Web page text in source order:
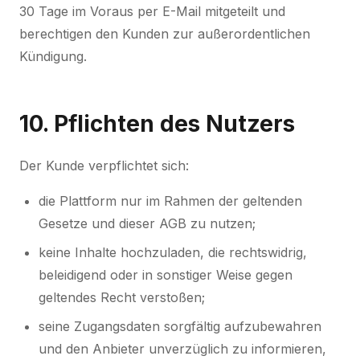
30 Tage im Voraus per E-Mail mitgeteilt und
berechtigen den Kunden zur außerordentlichen
Kündigung.
10. Pflichten des Nutzers
Der Kunde verpflichtet sich:
die Plattform nur im Rahmen der geltenden
Gesetze und dieser AGB zu nutzen;
keine Inhalte hochzuladen, die rechtswidrig,
beleidigend oder in sonstiger Weise gegen
geltendes Recht verstoßen;
seine Zugangsdaten sorgfältig aufzubewahren
und den Anbieter unverzüglich zu informieren,